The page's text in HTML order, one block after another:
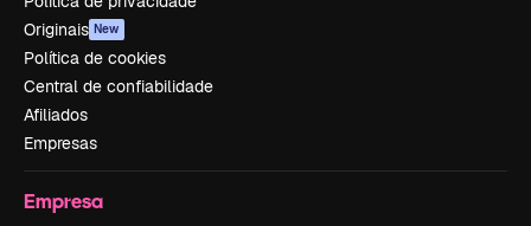
Originais New
Política de cookies
Central de confiabilidade
Afiliados
Empresas
Empresa